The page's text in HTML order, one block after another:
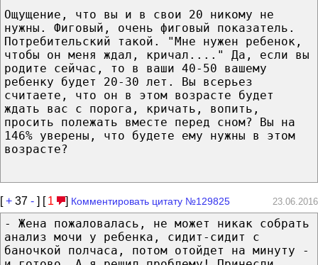
Ощущение, что вы и в свои 20 никому не
нужны. Фиговый, очень фиговый показатель.
Потребительский такой. "Мне нужен ребенок,
чтобы он меня ждал, кричал...." Да, если вы
родите сейчас, то в ваши 40-50 вашему
ребенку будет 20-30 лет. Вы всерьез
считаете, что он в этом возрасте будет
ждать вас с порога, кричать, вопить,
просить полежать вместе перед сном? Вы на
146% уверены, что будете ему нужны в этом
возрасте?
[+ 37 - ] [ 1 ] Комментировать цитату №129825 23.06.2016
- Жена пожаловалась, не может никак собрать
анализ мочи у ребенка, сидит-сидит с
баночкой полчаса, потом отойдет на минуту -